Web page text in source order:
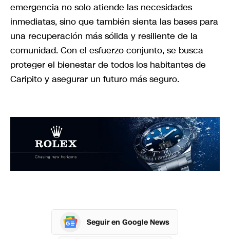
emergencia no solo atiende las necesidades
inmediatas, sino que también sienta las bases para
una recuperación más sólida y resiliente de la
comunidad. Con el esfuerzo conjunto, se busca
proteger el bienestar de todos los habitantes de
Caripito y asegurar un futuro más seguro.
Seguir en Google News